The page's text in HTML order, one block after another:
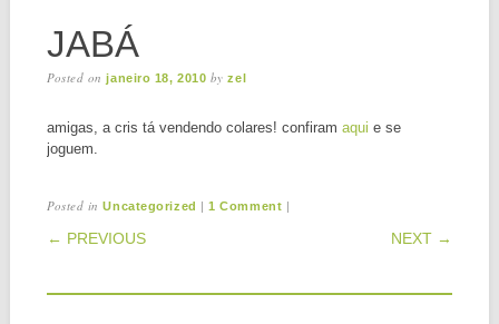
JABÁ
Posted onjaneiro 18, 2010 byzel
amigas, a cris tá vendendo colares! confiram aqui e se
joguem.
Posted inUncategorized |1 Comment |
POST NAVIGATION
← PREVIOUS NEXT →